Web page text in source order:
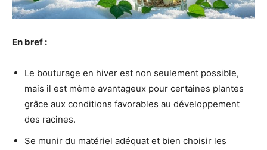
En bref :
Le bouturage en hiver est non seulement possible,
mais il est même avantageux pour certaines plantes
grâce aux conditions favorables au développement
des racines.
Se munir du matériel adéquat et bien choisir les